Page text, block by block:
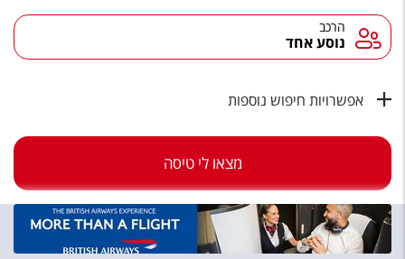
חבילות בריאות וספא
טיסות לחו"ל
מגזין אשת
שירות לקוחות
הרכב
נוסע אחד
אפשרויות חיפוש נוספות
מצאו לי טיסה